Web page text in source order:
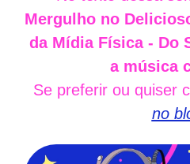
Mergulho no
da Mídia Física - Do
a música
Se preferir ou quiser
no